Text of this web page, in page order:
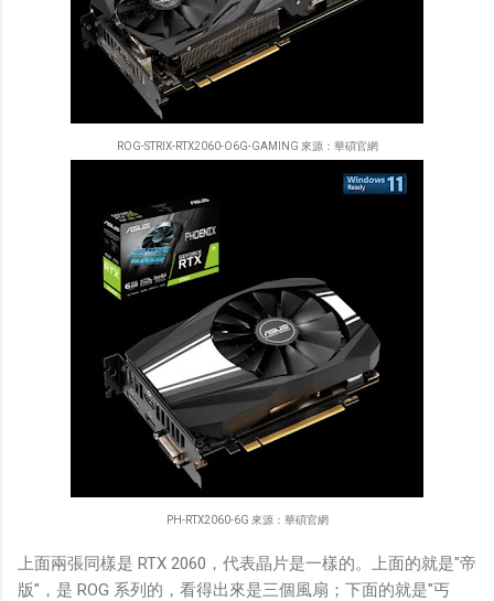
ROG-STRIX-RTX2060-O6G-GAMING 來源：華碩官網
PH-RTX2060-6G 來源：華碩官網
上面兩張同樣是 RTX 2060，代表晶片是一樣的。上面的就是"帝
版"，是 ROG 系列的，看得出來是三個風扇；下面的就是"丐